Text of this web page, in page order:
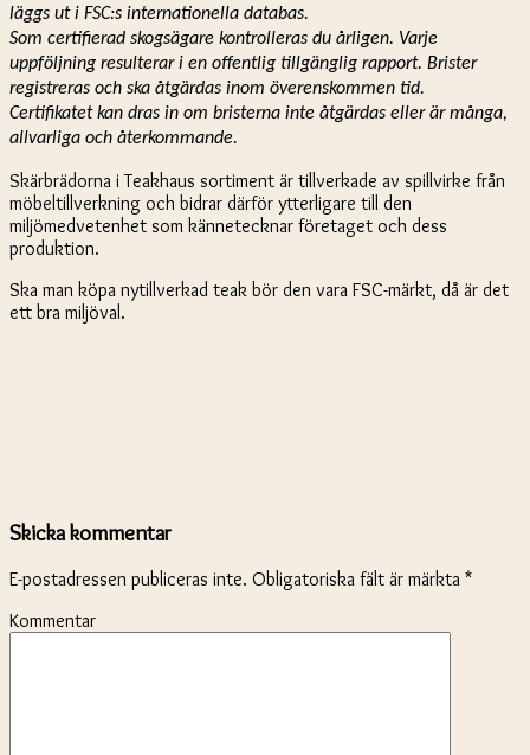
läggs ut i FSC:s internationella databas.
Som certifierad skogsägare kontrolleras du årligen. Varje
uppföljning resulterar i en offentlig tillgänglig rapport. Brister
registreras och ska åtgärdas inom överenskommen tid.
Certifikatet kan dras in om bristerna inte åtgärdas eller är många,
allvarliga och återkommande.
Skärbrädorna i Teakhaus sortiment är tillverkade av spillvirke från
möbeltillverkning och bidrar därför ytterligare till den
miljömedvetenhet som kännetecknar företaget och dess
produktion.
Ska man köpa nytillverkad teak bör den vara FSC-märkt, då är det
ett bra miljöval.
Skicka kommentar
E-postadressen publiceras inte. Obligatoriska fält är märkta *
Kommentar